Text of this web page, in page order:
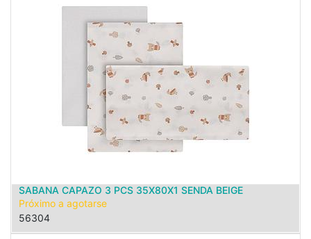
SABANA CAPAZO 3 PCS 35X80X1 SENDA BEIGE
Próximo a agotarse
56304